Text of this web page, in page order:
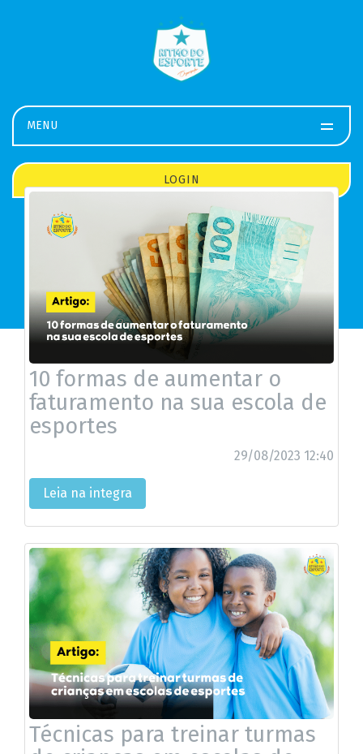
MENU
LOGIN
Baixe o app
LEIA NOSSOSARTIGOS
10 formas de aumentar o
faturamento na sua escola de
esportes
29/08/2023 12:40
Leia na integra
Técnicas para treinar turmas